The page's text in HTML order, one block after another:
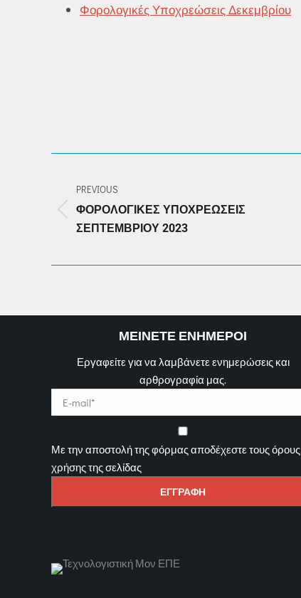
Φορολογικές Υποχρεώσεις Δεκεμβρίου
PREVIOUS
Previous
post:
ΦΟΡΟΛΟΓΙΚΕΣ ΥΠΟΧΡΕΩΣΕΙΣ
ΣΕΠΤΕΜΒΡΊΟΥ 2023
ΜΕΙΝΕΤΕ ΕΝΗΜΕΡΟΙ
Εργαφείτε για να λαμβάνετε ενημερώσεις και
αρθρογραφία μας.
Με την αποστολή της φόρμας αποδέχεστε τους όρους
χρήσης της σελίδας